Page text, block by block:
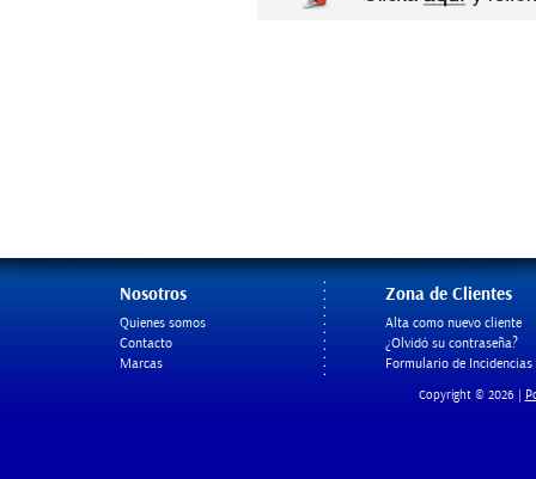
Nosotros
Quienes somos
Contacto
Marcas
Zona de Clientes
Alta como nuevo cliente
¿Olvidó su contraseña?
Formulario de Incidencias
Copyright © 2026 |